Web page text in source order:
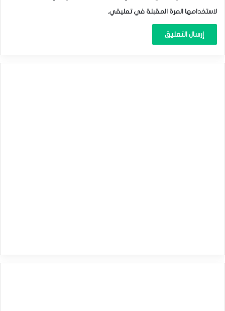
•عقب البيانات أعلاه ، ارتفع تسعير احتمالات قيام البنك المركزي
الياباني برفع أسعار الفائدة بمقدار ربع نقطة مئوية فى اجتماع
لاستخدامها المرة المقبلة في تعليقي.